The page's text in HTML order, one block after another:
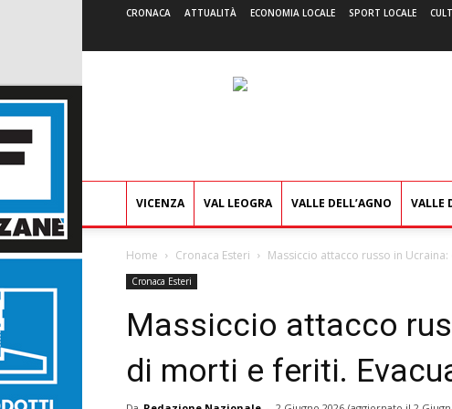
CRONACA ATTUALITÀ ECONOMIA LOCALE SPORT LOCALE
VICENZA VAL LEOGRA VALLE DELL’AGNO VALLE
Home Cronaca Esteri Massiccio attacco russo in
Cronaca Esteri
Massiccio attacco
di morti e feriti.